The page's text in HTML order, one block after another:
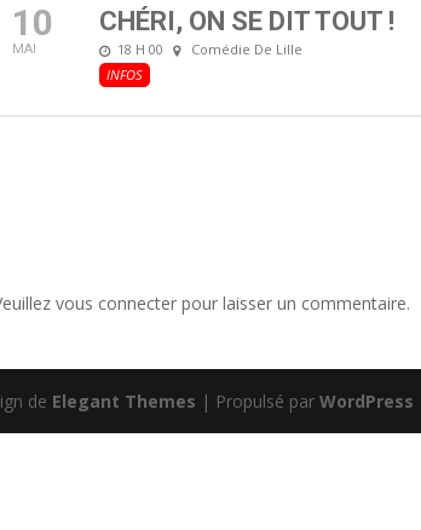
10
MAI
CHÉRI, ON SE DIT TOUT !
18 H 00
Comédie De Lille
INFOS
vous connecter pour laisser un commentaire.
de Elegant Themes | Propulsé parWordPress